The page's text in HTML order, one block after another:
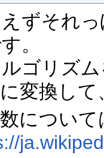
ずそれ
。
ゴリズ
変換し
につい